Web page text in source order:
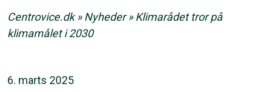
Centrovice.dk»Nyheder»Klimarådet tror på
klimamålet i 2030
6. marts 2025